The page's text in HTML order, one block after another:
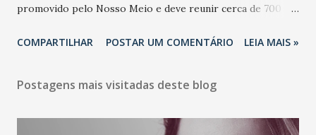
promovido pelo Nosso Meio e deve reunir cerca de 700
e lideranças do Mercado Nacional. Desde 2022, o NM2B
de negócios do Nordeste, reunindo profissionais de marcas
LinkedIn, VISA, Grupo 3corações, TikTok e M. Dias Branco.
COMPARTILHAR POSTAR UM COMENTÁRIO LEIA MAIS »
Postagens mais visitadas deste blog